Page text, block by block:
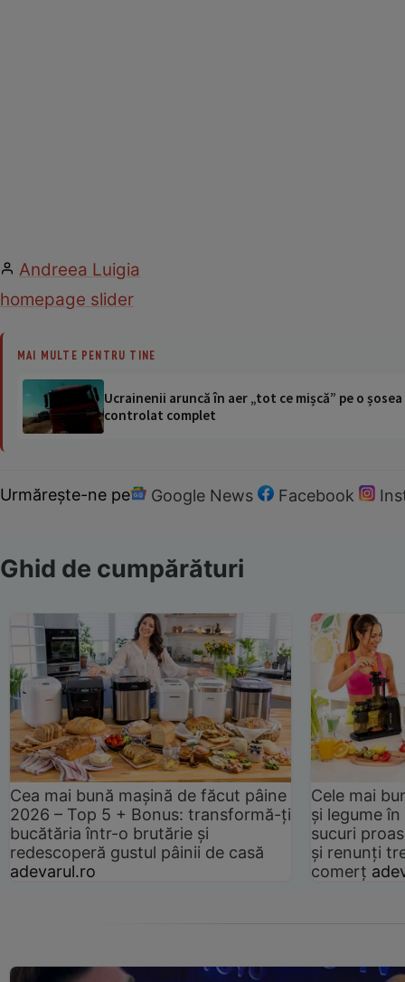
Andreea Luigia
homepage slider
MAI MULTE PENTRU TINE
Ucrainenii aruncă în aer „tot ce mișcă” pe o
controlat complet
Urmărește-ne pe Google News Facebook
Ghid de cumpărături
Cea mai bună mașină de făcut pâine
2026 – Top 5 + Bonus: transformă-ți
bucătăria într-o brutărie și
redescoperă gustul pâinii de casă
adevarul.ro
Cele mai
și legume
sucuri
și renunți
comerț